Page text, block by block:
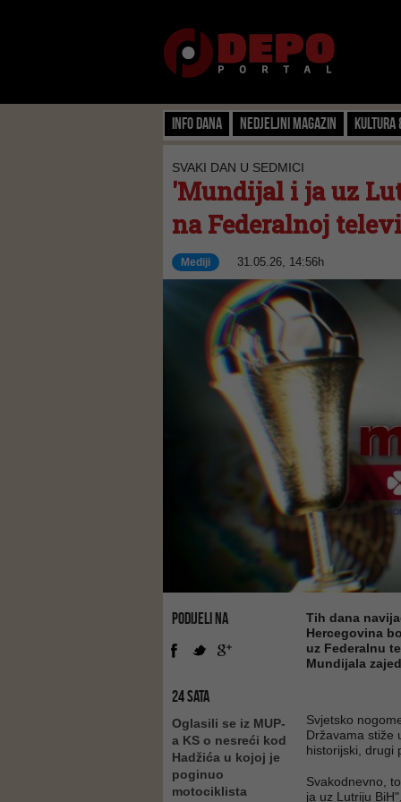
Info dana Nedjeljni magazin Kultura
SVAKI DAN U SEDMICI
'Mundijal i ja uz
na Federalnoj
Mediji 31.05.26, 14:56h
PODIJELI NA
24 SATA
Oglasili se iz MUP-
a KS o nesreći kod
Hadžića u kojoj je
poginuo
motociklista
Tih dana
Hercegovina
uz Federalnu
Mundijala
Svjetsko
Državama stiže
historijski, drugi
Svakodnevno,
ja uz Lutriju